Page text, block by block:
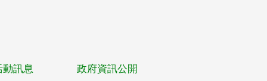
動訊息 政府資訊公開